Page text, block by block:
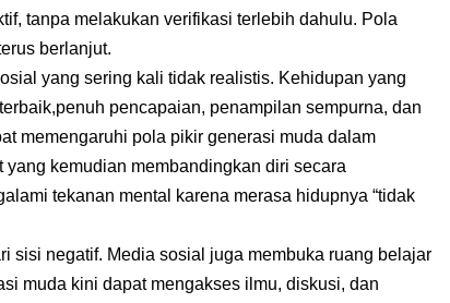
tanpa melakukan verifikasi terlebih dahulu. Pola
berlanjut.
yang sering kali tidak realistis. Kehidupan yang
pencapaian, penampilan sempurna, dan
memengaruhi pola pikir generasi muda dalam
kemudian membandingkan diri secara
tekanan mental karena merasa hidupnya “tidak
sisi negatif. Media sosial juga membuka ruang belajar
muda kini dapat mengakses ilmu, diskusi, dan